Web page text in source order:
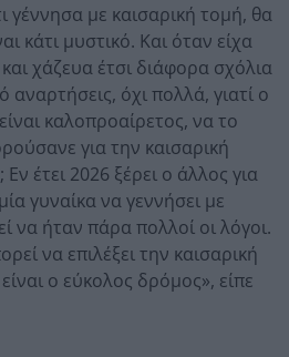
γέννησα με καισαρική τομή, θα
κάτι μυστικό. Και όταν είχα
χάζευα έτσι διάφορα σχόλια
όχι πολλά, γιατί ο
καλοπροαίρετος, να το
για την καισαρική
έτει 2026 ξέρει ο άλλος για
γυναίκα να γεννήσει με
να ήταν πάρα πολλοί οι λόγοι.
να επιλέξει την καισαρική
ο εύκολος δρόμος», είπε